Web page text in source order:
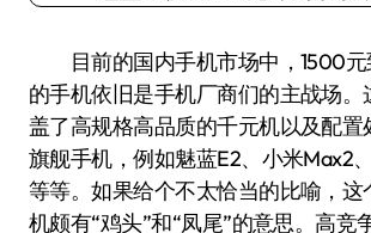
目前的国内手机市场中，1500元
的手机依旧是手机厂商们的主战场。
盖了高规格高品质的千元机以及配置
旗舰手机，例如魅蓝E2、小米Max2
等等。如果给个不太恰当的比喻，这
机颇有“鸡头”和“凤尾”的意思。高竞